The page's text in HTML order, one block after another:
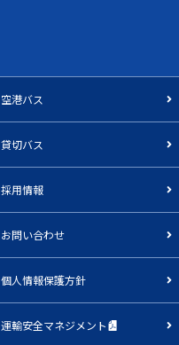
空港バス
貸切バス
採用情報
お問い合わせ
個人情報保護方針
運輸安全マネジメント